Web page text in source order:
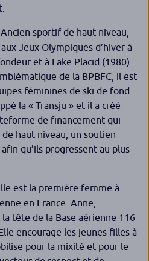
Ancien sportif de haut-niveau,
Jeux Olympiques d’hiver à
et à Lake Placid (1980)
de la BPBFC, il est
féminines de ski de fond
la « Transju » et il a créé
de financement qui
haut niveau, un soutien
qu’ils progressent au plus
est la première femme à
en France. Anne,
tête de la Base aérienne 116
encourage les jeunes filles à
pour la mixité et pour le